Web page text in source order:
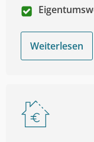
Weiterlesen